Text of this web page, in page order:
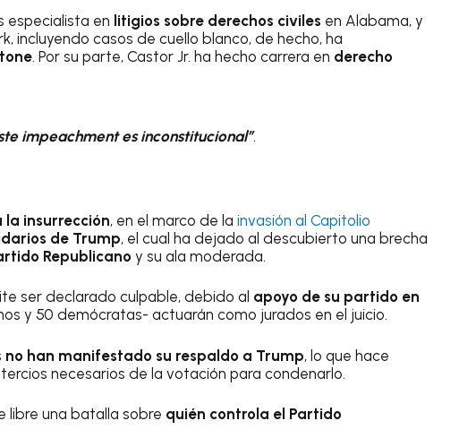
especialista en litigios sobre derechos civiles en Alabama, y
incluyendo casos de cuello blanco, de hecho, ha
. Por su parte, Castor Jr. ha hecho carrera en derecho
impeachment es inconstitucional”.
la insurrección, en el marco de la invasión al Capitolio
de Trump, el cual ha dejado al descubierto una brecha
Republicano y su ala moderada.
ser declarado culpable, debido al apoyo de su partido en
y 50 demócratas- actuarán como jurados en el juicio.
no han manifestado su respaldo a Trump, lo que hace
necesarios de la votación para condenarlo.
libre una batalla sobre quién controla el Partido